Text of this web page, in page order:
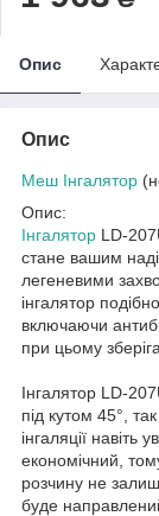
Опис
Опис
Меш Інгалятор
Опис:
Інгалятор LD-
стане вашим
легеневими
інгалятор
включаючи
при цьому
Інгалятор LD-
під кутом 45°,
інгаляції навіть
економічний,
розчину не
буде